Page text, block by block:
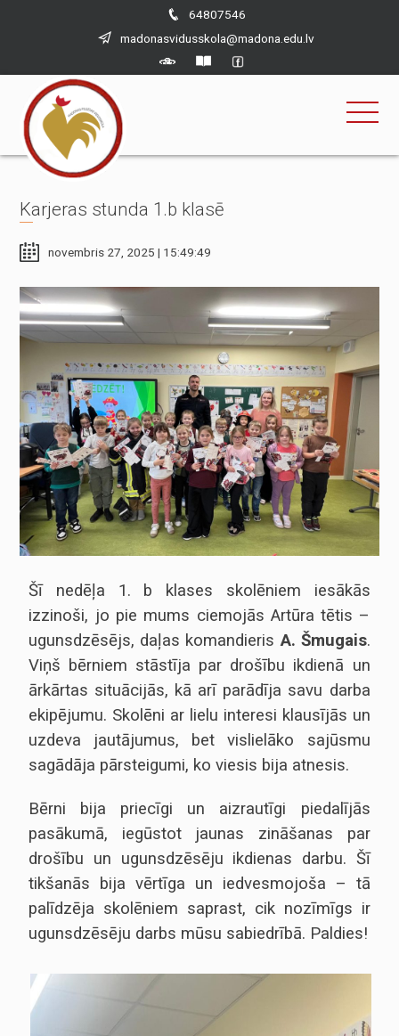
64807546
madonasvidusskola@madona.edu.lv
Karjeras stunda 1.b klasē
novembris 27, 2025 | 15:49:49
Šī nedēļa 1. b klases skolēniem iesākās
izzinoši, jo pie mums ciemojās Artūra tētis –
ugunsdzēsējs, daļas komandierisA. Šmugais.
Viņš bērniem stāstīja par drošību ikdienā un
ārkārtas situācijās, kā arī parādīja savu darba
ekipējumu. Skolēni ar lielu interesi klausījās un
uzdeva jautājumus, bet vislielāko sajūsmu
sagādāja pārsteigumi, ko viesis bija atnesis.
Bērni bija priecīgi un aizrautīgi piedalījās
pasākumā, iegūstot jaunas zināšanas par
drošību un ugunsdzēsēju ikdienas darbu. Šī
tikšanās bija vērtīga un iedvesmojoša – tā
palīdzēja skolēniem saprast, cik nozīmīgs ir
ugunsdzēsēju darbs mūsu sabiedrībā. Paldies!
Nepieciešams
Šīs sīkdatnes
nav obligātas.
Tie ir
nepieciešami,
lai vietne
darbotos.
Statistika
Lai mēs
varētu uzlabot
vietnes
un struktūru,
pamatojoties
uz to, kā
vietne tiek
izmantota.
Pieredze
Lai mūsu vietne
apmeklējuma
laikā darbotos
pēc iespējas
noraidīsit šīs
sīkdatnes, daļa
no vietnes
funkcionalitātes
pazudīs.
Mārketings
Daloties ar
uzvedību, kad
apmeklējat
mūsu vietni,